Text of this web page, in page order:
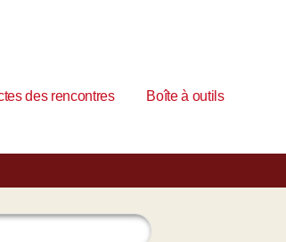
des rencontres
Boîte à outils